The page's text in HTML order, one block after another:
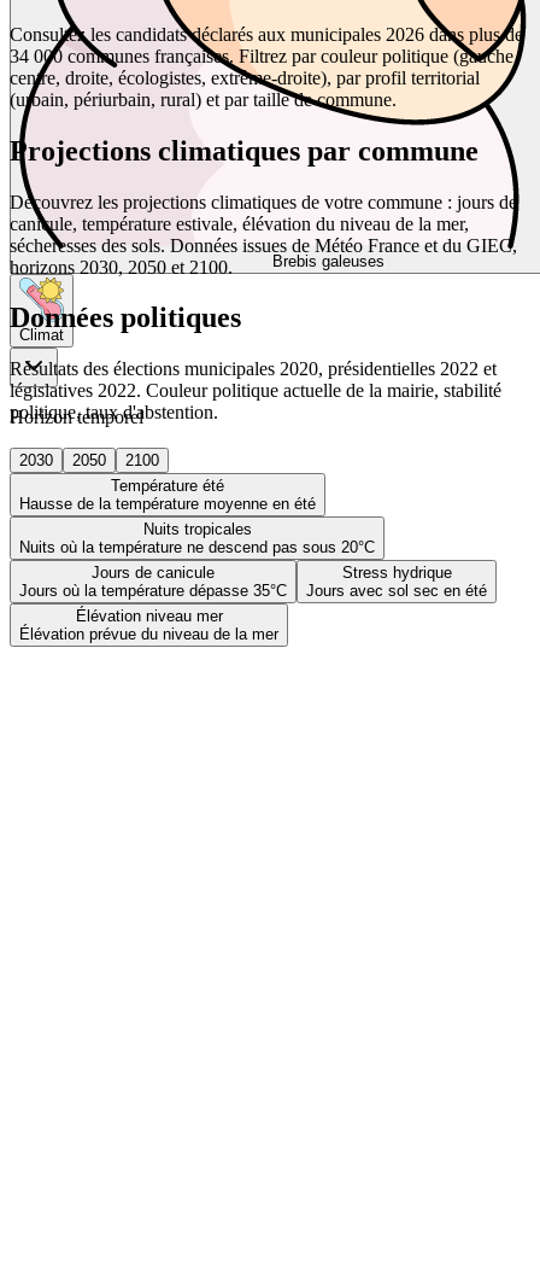
Brebis galeuses
Climat
Horizon temporel
2030 2050
2100
Température été
Hausse de la température moyenne en été
Nuits tropicales
Nuits où la température ne descend pas sous 20°C
Jours de canicule
Jours où la température dépasse 35°C
Stress hydrique
Jours avec sol sec en été
Élévation niveau mer
Élévation prévue du niveau de la mer
Consultez les candidats déclarés aux municipales 2026 dans plus de
34 000 communes françaises. Filtrez par couleur politique (gauche,
centre, droite, écologistes, extrême-droite), par profil territorial
(urbain, périurbain, rural) et par taille de commune.
Projections climatiques par commune
Découvrez les projections climatiques de votre commune : jours de
canicule, température estivale, élévation du niveau de la mer,
sécheresses des sols. Données issues de Météo France et du GIEC,
horizons 2030, 2050 et 2100.
Données politiques
Résultats des élections municipales 2020, présidentielles 2022 et
législatives 2022. Couleur politique actuelle de la mairie, stabilité
politique, taux d'abstention.